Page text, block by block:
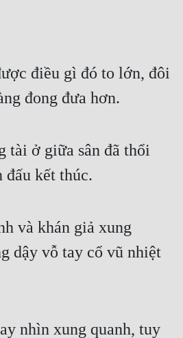
điều gì đó to lớn, đôi
đong đưa hơn.
tài ở giữa sân đã thổi
đấu kết thúc.
và khán giả xung
dậy vỗ tay cổ vũ nhiệt
nhìn xung quanh, tuy